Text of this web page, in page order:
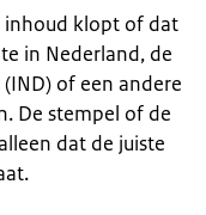
inhoud klopt of dat
in Nederland, de
of een andere
De stempel of de
dat de juiste